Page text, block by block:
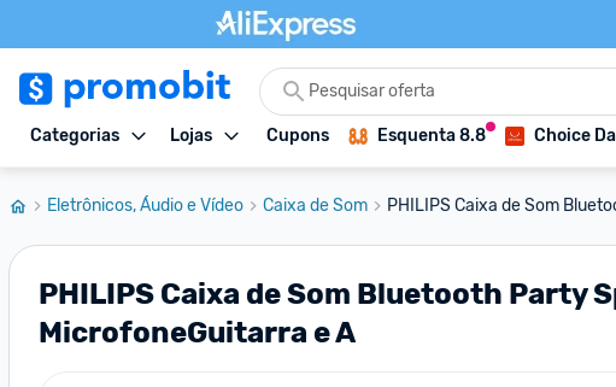
Categorias Lojas Cupons Esquenta 8.8 Choice
Eletrônicos, Áudio e Vídeo Caixa de Som PHILIPS Caixa de Som
PHILIPS Caixa de Som Bluetooth Party
MicrofoneGuitarra e A